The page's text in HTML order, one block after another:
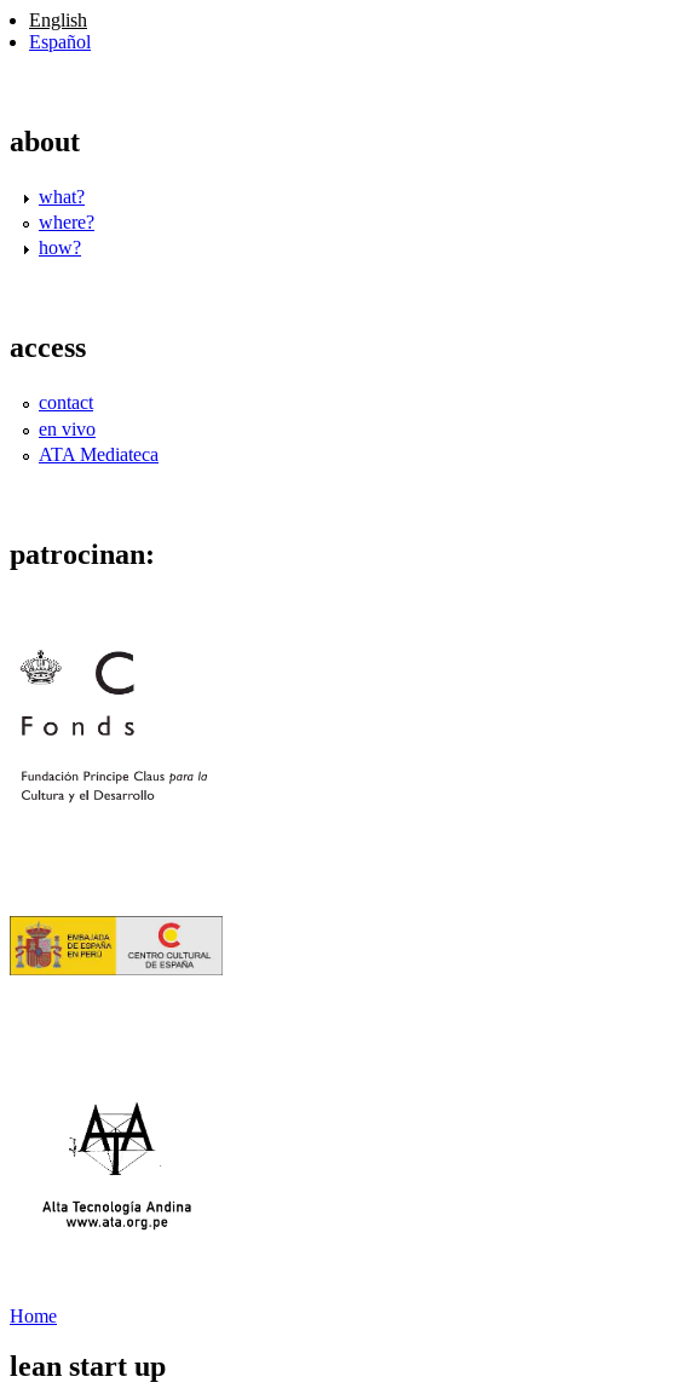
English
Español
about
what?
where?
how?
access
contact
en vivo
ATA Mediateca
patrocinan:
Home
lean start up